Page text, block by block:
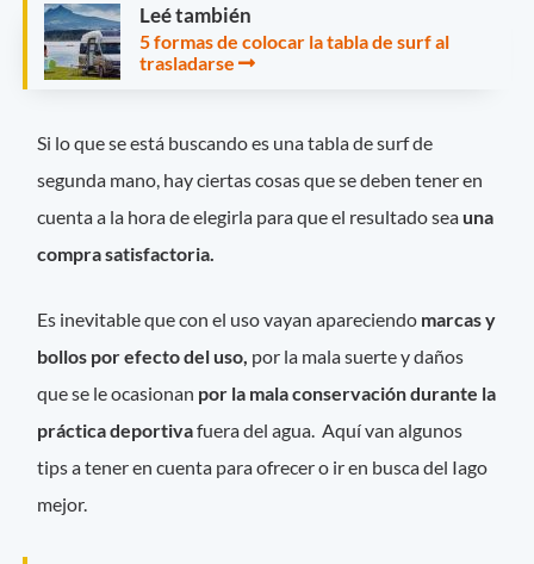
Leé también
5 formas de colocar la tabla de surf al
trasladarse
Si lo que se está buscando es una tabla de surf de
segunda mano, hay ciertas cosas que se deben tener en
cuenta a la hora de elegirla para que el resultado sea una
compra satisfactoria.
Es inevitable que con el uso vayan apareciendo marcas y
bollos por efecto del uso, por la mala suerte y daños
que se le ocasionan por la mala conservación durante la
práctica deportivafuera del agua. Aquí van algunos
tips a tener en cuenta para ofrecer o ir en busca del Iago
mejor.